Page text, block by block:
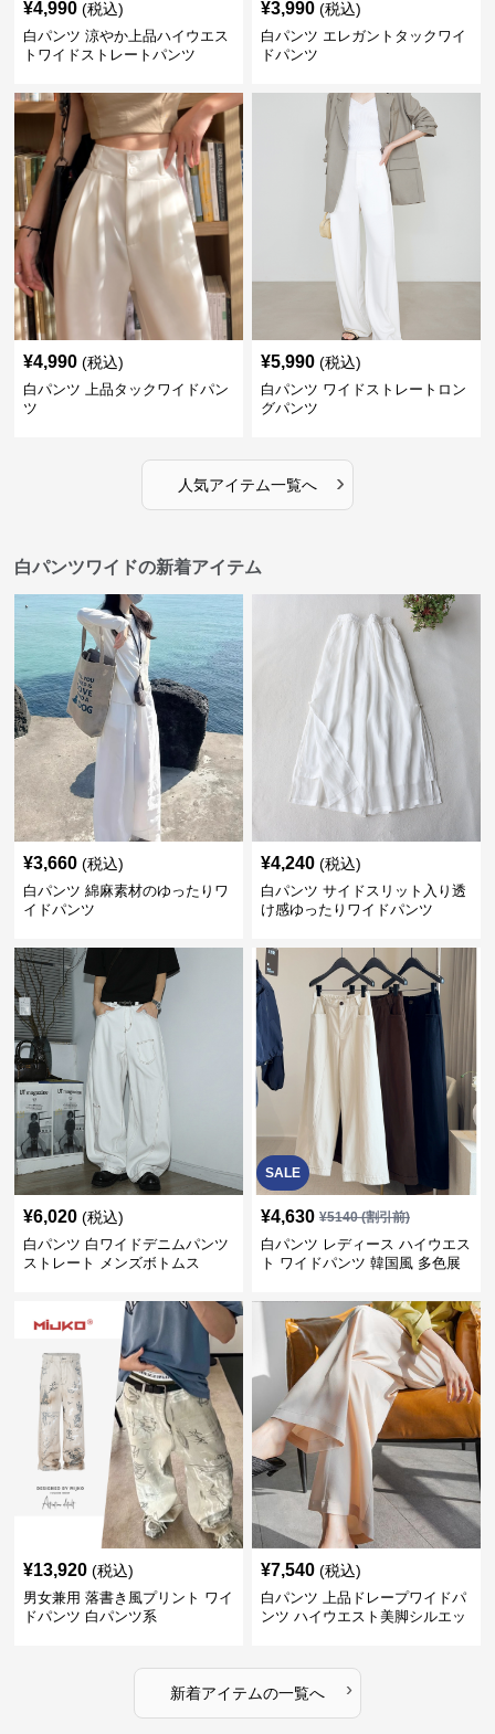
¥4,990 (税込)
白パンツ 涼やか上品ハイウエス
トワイドストレートパンツ
¥3,990 (税込)
白パンツ エレガントタックワイ
ドパンツ
¥4,990 (税込)
白パンツ 上品タックワイドパン
ツ
¥5,990 (税込)
白パンツ ワイドストレートロン
グパンツ
人気アイテム一覧へ ›
白パンツワイドの新着アイテム
¥3,660 (税込)
白パンツ 綿麻素材のゆったりワ
イドパンツ
¥4,240 (税込)
白パンツ サイドスリット入り透
け感ゆったりワイドパンツ
¥6,020 (税込)
白パンツ 白ワイドデニムパンツ
ストレート メンズボトムス
SALE
¥4,630 ¥5140(割引前)
白パンツ レディース ハイウエス
ト ワイドパンツ 韓国風 多色展
¥13,920 (税込)
男女兼用 落書き風プリント ワイ
ドパンツ 白パンツ系
¥7,540 (税込)
白パンツ 上品ドレープワイドパ
ンツ ハイウエスト美脚シルエッ
新着アイテムの一覧へ ›